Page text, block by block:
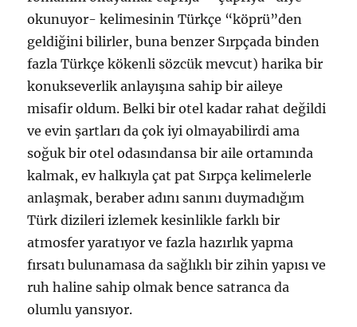
okunuyor- kelimesinin Türkçe “köprü”den
geldiğini bilirler, buna benzer Sırpçada binden
fazla Türkçe kökenli sözcük mevcut) harika bir
konukseverlik anlayışına sahip bir aileye
misafir oldum. Belki bir otel kadar rahat değildi
ve evin şartları da çok iyi olmayabilirdi ama
soğuk bir otel odasındansa bir aile ortamında
kalmak, ev halkıyla çat pat Sırpça kelimelerle
anlaşmak, beraber adını sanını duymadığım
Türk dizileri izlemek kesinlikle farklı bir
atmosfer yaratıyor ve fazla hazırlık yapma
fırsatı bulunamasa da sağlıklı bir zihin yapısı ve
ruh haline sahip olmak bence satranca da
olumlu yansıyor.